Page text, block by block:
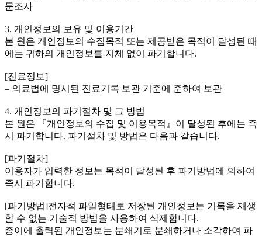
문조사
3. 개인정보의 보유 및 이용기간
본 원은 개인정보의 수집목적 또는 제공받은 목적이 달성된 때
에는 귀하의 개인정보를 지체 없이 파기합니다.
[진료정보]
– 의료법에 명시된 진료기록 보관 기준에 준하여 보관
4. 개인정보의 파기절차 및 그 방법
본 원은 『개인정보의 수집 및 이용목적』이 달성된 후에는 즉
시 파기합니다. 파기절차 및 방법은 다음과 같습니다.
[파기절차]
이용자가 입력한 정보는 목적이 달성된 후 파기방법에 의하여
즉시 파기합니다.
[파기방법]전자적 파일형태로 저장된 개인정보는 기록을 재생
할 수 없는 기술적 방법을 사용하여 삭제합니다.
종이에 출력된 개인정보는 분쇄기로 분쇄하거나 소각하여 파